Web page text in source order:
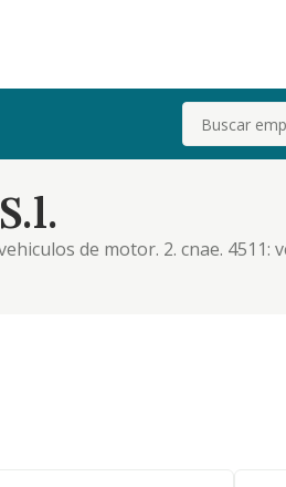
Buscar
de motor. 2. cnae. 4511:
mecanica por cuenta a